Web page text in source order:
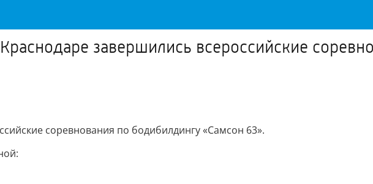
завершились всероссийские
соревнования по бодибилдингу «Самсон 63».